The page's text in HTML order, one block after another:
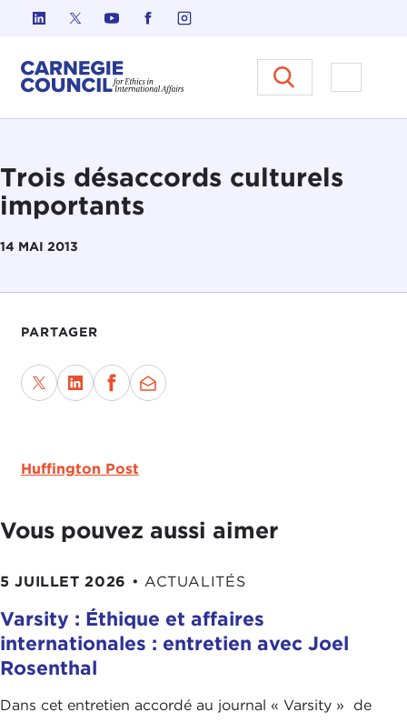
Skip to content
Carnegie Council sur
Ouvrir
Trois désaccords culturels
importants
14 MAI 2013
PARTAGER
Huffington Post
Vous pouvez aussi aimer
5 JUILLET 2026 • ACTUALITÉS
Varsity : Éthique et affaires
internationales : entretien avec Joel
Rosenthal
Dans cet entretien accordé au journal « Varsity » de